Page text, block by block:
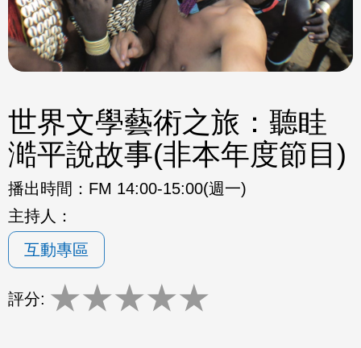
世界文學藝術之旅：聽眭
澔平說故事(非本年度節目)
播出時間： FM 14:00-15:00(週一)
主持人：
互動專區
評分: ★★★★★